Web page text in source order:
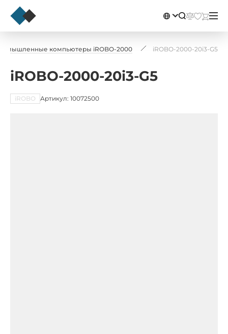
компьютеры iROBO-2000 iROBO-2000-20i3-G5
iROBO-2000-20i3-G5
iROBO Артикул: 10072500